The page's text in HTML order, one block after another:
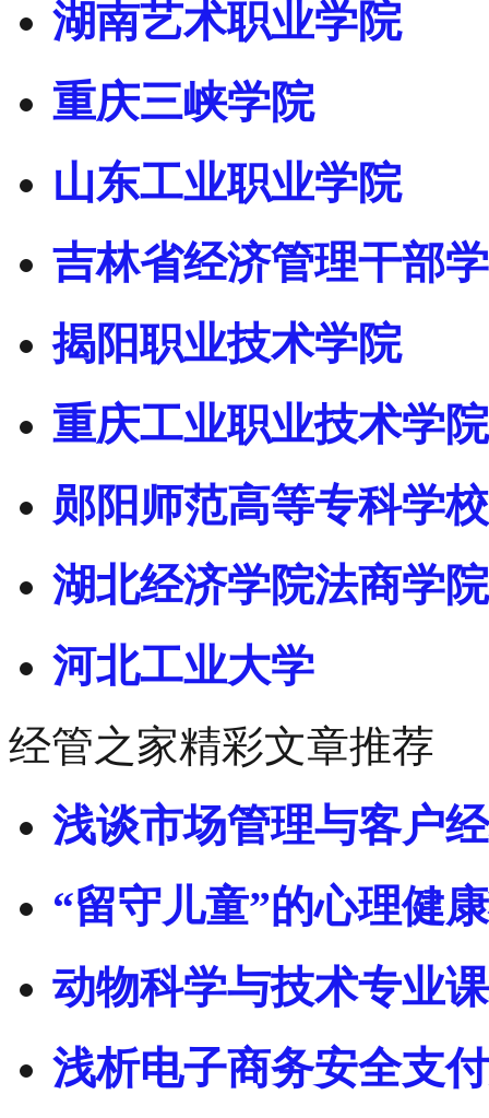
湖南艺术职业学院
重庆三峡学院
山东工业职业学院
吉林省经济管理干部
揭阳职业技术学院
重庆工业职业技术学院
郧阳师范高等专科学校
湖北经济学院法商学院
河北工业大学
经管之家精彩文章推荐
浅谈市场管理与客户
“留守儿童”的心理健
动物科学与技术专业
浅析电子商务安全支